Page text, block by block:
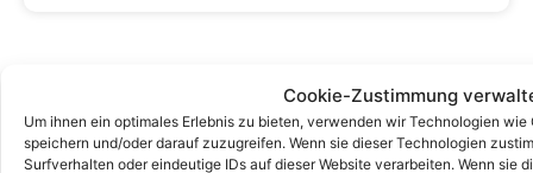
Cookie-Zustimmung
Um ihnen ein optimales Erlebnis zu bieten, verwenden wir Technologien
speichern und/oder darauf zuzugreifen. Wenn sie dieser Technologien
Surfverhalten oder eindeutige IDs auf dieser Website verarbeiten. Wenn sie